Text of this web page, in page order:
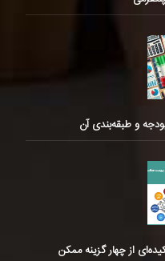
از چهار گزینه ممکن